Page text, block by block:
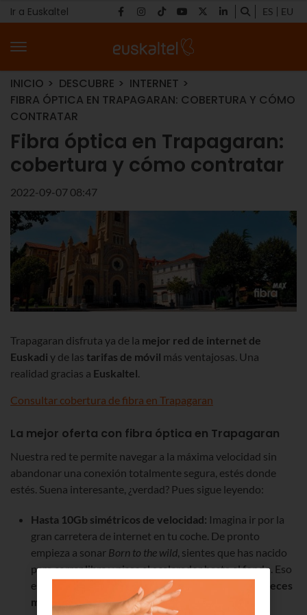
Ir a Euskaltel ES EU
INICIO DESCUBRE
INTERNET
FIBRA ÓPTICA EN TRAPAGARAN: COBERTURA Y CÓMO
CONTRATAR
Fibra óptica en Trapagaran:
cobertura y cómo contratar
2022-09-07 08:47
Trapagaran disfruta ya de la mejor red de internet de
Euskadi y de las tarifas de móvil más ventajosas. Una
realidad gracias a Euskaltel.
Consultar cobertura de fibra en Trapagaran
La mejor oferta con fibra óptica en Trapagaran
Nuestra red te permite navegar a la máxima velocidad sin
abandonar una conexión totalmente segura, estés donde
estés. Suena interesante, ¿verdad? Pues sigue leyendo:
Hasta 10Gb simétricos de velocidad: Imagina ir por la
gran carretera de internet en tu coche. De pronto
empieza a sonar Born to the wild, sientes que has nacido
para correr libre y pisas el acelerador hasta el fondo. Eso
es lo que se siente con una conexión
hasta cuatro veces
más rápida.Ya llevamos 1 Gb a nuestros clientes